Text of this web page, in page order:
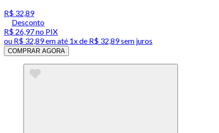
R$ 32,89
Desconto
R$ 26,97no PIX
ou R$ 32,89em até 1x de R$ 32,89sem juros
COMPRAR AGORA